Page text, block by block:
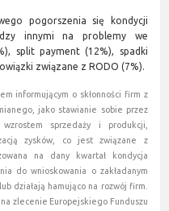
pogorszenia się kondycji
innymi na problemy we
split payment (12%), spadki
związane z RODO (7%).
informującym o skłonności firm z
jako stawianie sobie przez
sprzedaży i produkcji,
zysków, co jest związane z
na dany kwartał kondycja
do wnioskowania o zakładanym
działają hamująco na rozwój firm.
zlecenie Europejskiego Funduszu